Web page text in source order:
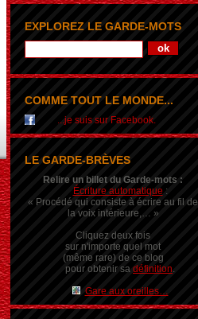
EXPLOREZ LE GARDE-MOTS
COMME TOUT LE MONDE...
...je suis sur Facebook.
LE GARDE-BRÈVES
Relire un billet du Garde-mots :
Écriture automatique :
« Procédé qui consiste à écrire au fil de
la voix intérieure,… »
Cliquez deux fois
sur n'importe quel mot
(même rare) de ce blog
pour obtenir sa définition.
Gare aux oreilles…